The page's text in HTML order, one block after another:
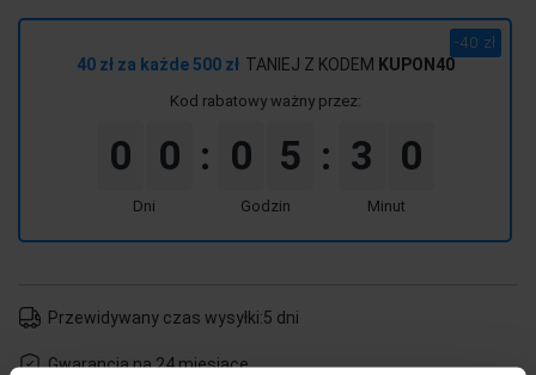
40 zł za każde 500 zł TANIEJ Z KODEM KUPON40
Kod rabatowy ważny przez:
-40 zł
0 0
Dni
: 0 5
Godzin
: 3 0
Minut
Przewidywany czas wysyłki:5 dni
Gwarancja na 24 miesiące